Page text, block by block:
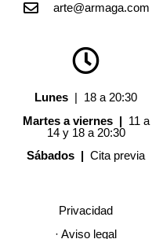
arte@armaga.com
Lunes | 18 a 20:30
Martes a viernes | 11 a
14 y 18 a 20:30
Sábados |Cita previa
Privacidad
· Aviso legal